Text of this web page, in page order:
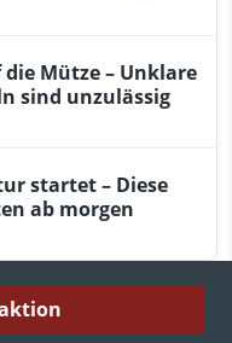
Mütze – Unklare
sind unzulässig
startet – Diese
ab morgen